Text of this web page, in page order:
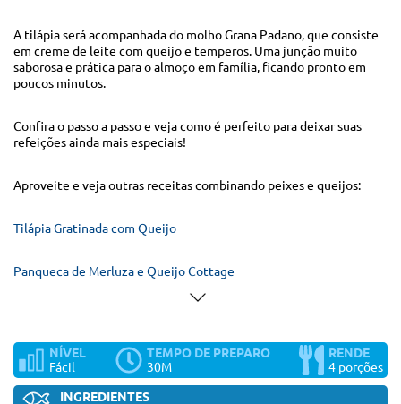
A tilápia será acompanhada do molho Grana Padano, que consiste
em creme de leite com queijo e temperos. Uma junção muito
saborosa e prática para o almoço em família, ficando pronto em
poucos minutos.
Confira o passo a passo e veja como é perfeito para deixar suas
refeições ainda mais especiais!
Aproveite e veja outras receitas combinando peixes e queijos:
Tilápia Gratinada com Queijo
Panqueca de Merluza e Queijo Cottage
NÍVEL
Fácil
TEMPO DE PREPARO
30M
RENDE
4 porções
INGREDIENTES